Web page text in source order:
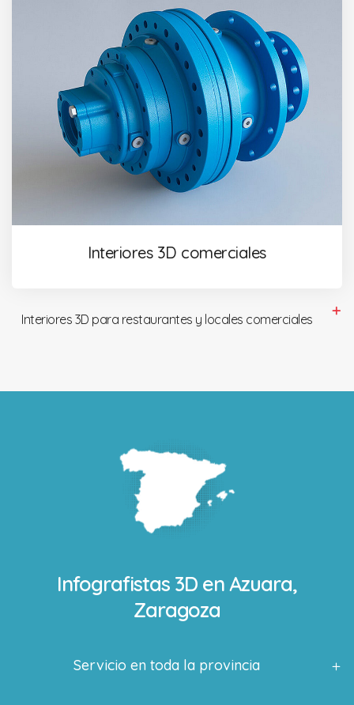
Interiores 3D comerciales
Interiores 3D para restaurantes y locales comerciales
Infografistas 3D enAzuara,
Zaragoza
Servicio en toda la provincia